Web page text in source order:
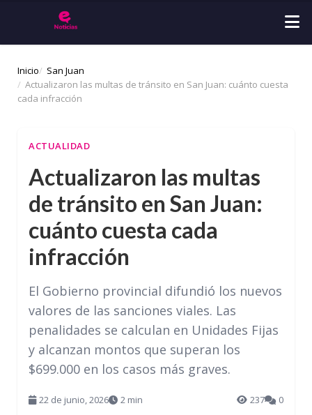
Inicio
San Juan
Actualizaron las multas de tránsito en San Juan: cuánto cuesta
cada infracción
ACTUALIDAD
Actualizaron las multas
de tránsito en San Juan:
cuánto cuesta cada
infracción
El Gobierno provincial difundió los nuevos
valores de las sanciones viales. Las
penalidades se calculan en Unidades Fijas
y alcanzan montos que superan los
$699.000 en los casos más graves.
22 de junio, 2026 2 min 237 0